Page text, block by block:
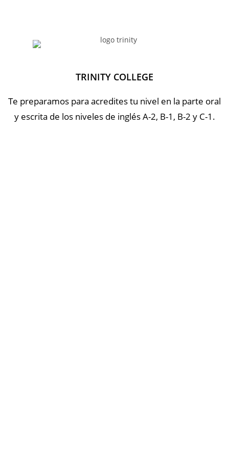
TRINITY COLLEGE
Te preparamos para acredites tu nivel en la parte oral
y escrita de los niveles de inglés A-2, B-1, B-2 y C-1.